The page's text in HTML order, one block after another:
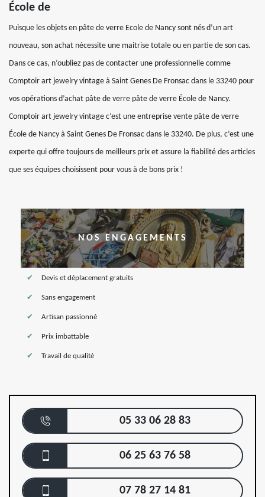
École de
Puisque les objets en pâte de verre Ecole de Nancy sont nés d’un art
nouveau, son achat nécessite une maitrise totale ou en partie de son cas.
Dans ce cas, n’oubliez pas de contacter une professionnelle comme
Comptoir art jewelry vintage à Saint Genes De Fronsac dans le 33240 pour
vos opérations d’achat pâte de verre pâte de verre École de Nancy.
Comptoir art jewelry vintage c’est une entreprise vente pâte de verre
École de Nancy à Saint Genes De Fronsac dans le 33240. De plus, c’est une
experte qui offre toujours de meilleurs prix et assure la fiabilité des articles
que ses équipes choisissent pour vous à de bons prix !
NOS ENGAGEMENTS
Devis et déplacement gratuits
Sans engagement
Artisan passionné
Prix imbattable
Travail de qualité
05 33 06 28 83
06 25 63 76 58
07 78 27 14 81